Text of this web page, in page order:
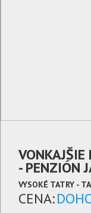
VONKAJŠIE
- PENZIÓN
VYSOKÉ TATRY -
CENA: